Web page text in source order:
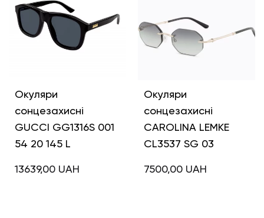
Окуляри
сонцезахисні
GUCCI GG1316S 001
54 20 145 L
13639,00 UAH
Окуляри
сонцезахисні
CAROLINA LEMKE
CL3537 SG 03
7500,00 UAH